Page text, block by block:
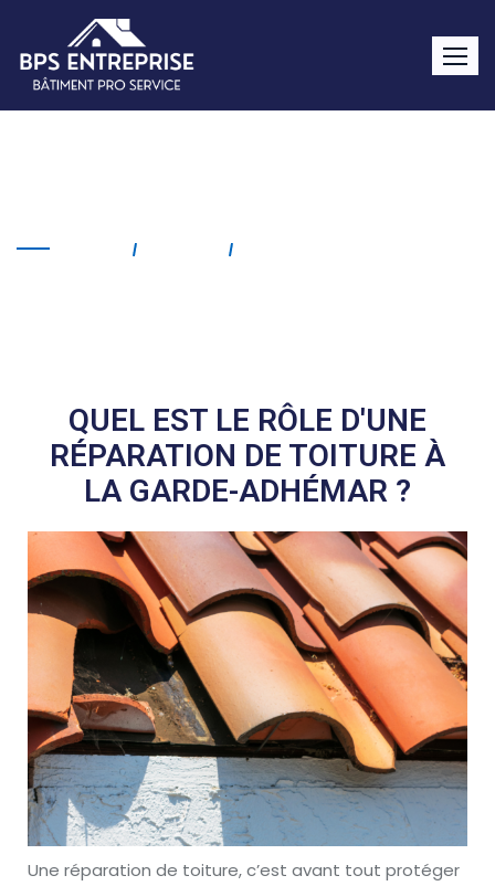
QUEL EST LE RÔLE D'UNE
RÉPARATION DE TOITURE À
LA GARDE-ADHÉMAR ?
Une réparation de toiture, c’est avant tout protéger